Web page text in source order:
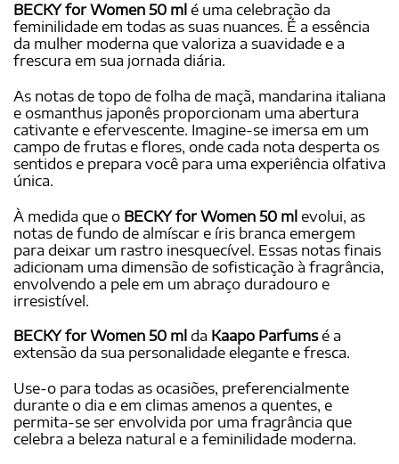
BECKY for Women 50 ml é uma celebração da
feminilidade em todas as suas nuances. É a essência
da mulher moderna que valoriza a suavidade e a
frescura em sua jornada diária.
As notas de topo de folha de maçã, mandarina italiana
e osmanthus japonês proporcionam uma abertura
cativante e efervescente. Imagine-se imersa em um
campo de frutas e flores, onde cada nota desperta os
sentidos e prepara você para uma experiência olfativa
única.
À medida que o BECKY for Women 50 ml evolui, as
notas de fundo de almíscar e íris branca emergem
para deixar um rastro inesquecível. Essas notas finais
adicionam uma dimensão de sofisticação à fragrância,
envolvendo a pele em um abraço duradouro e
irresistível.
BECKY for Women 50 ml da Kaapo Parfumsé a
extensão da sua personalidade elegante e fresca.
Use-o para todas as ocasiões, preferencialmente
durante o dia e em climas amenos a quentes, e
permita-se ser envolvida por uma fragrância que
celebra a beleza natural e a feminilidade moderna.